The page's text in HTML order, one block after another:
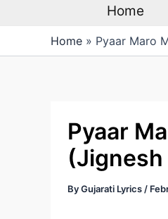
Home
Home » Pyaar Maro
Pyaar
(Jignesh
ByGujarati Lyrics /